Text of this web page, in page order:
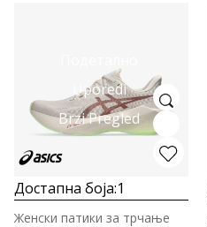
Uporedi
Brzi Pregled
Достапна боја:1
Женски патики за трчање